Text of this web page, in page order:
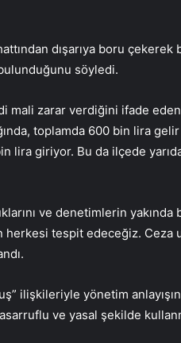
dışarıya boru çekerek
söyledi.
mali zarar verdiğini ifade eden
toplamda 600 bin lira
lira giriyor. Bu da ilçede
ve denetimlerin yakında
herkesi tespit edeceğiz. Ceza
ilişkileriyle yönetim
ve yasal şekilde